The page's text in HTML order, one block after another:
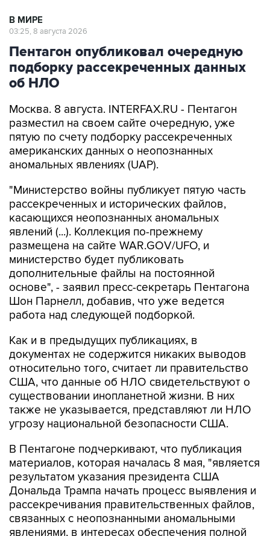
Пентагон опубликовал очередную
подборку рассекреченных данных
об НЛО
Москва. 8 августа. INTERFAX.RU - Пентагон
пятую по счету подборку рассекреченных
американских данных о неопознанных
аномальных явлениях (UAP).
"Министерство войны публикует пятую часть
касающихся неопознанных аномальных
явлений (...). Коллекция по-прежнему
размещена на сайте WAR.GOV/UFO, и
министерство будет публиковать
дополнительные файлы на постоянной
основе", - заявил пресс-секретарь Пентагона
Шон Парнелл, добавив, что уже ведется
работа над следующей подборкой.
Как и в предыдущих публикациях, в
относительно того, считает ли правительство
США, что данные об НЛО свидетельствуют о
существовании инопланетной жизни. В них
также не указывается, представляют ли НЛО
угрозу национальной безопасности США.
В Пентагоне подчеркивают, что публикация
результатом указания президента США
Дональда Трампа начать процесс выявления и
рассекречивания правительственных файлов,
связанных с неопознанными аномальными
явлениями, в интересах обеспечения полной
прозрачности".